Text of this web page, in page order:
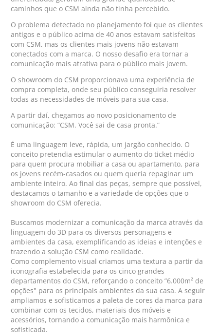
caminhos que o CSM ainda não tinha percebido.
O problema detectado no planejamento foi que os clientes
antigos e o público acima de 40 anos estavam satisfeitos
com CSM, mas os clientes mais jovens não estavam
conectados com a marca. O nosso desafio era tornar a
comunicação mais atrativa para o público mais jovem.
O showroom do CSM proporcionava uma experiência de
compra completa, onde seu público conseguiria resolver
todas as necessidades de móveis para sua casa.
A partir daí, chegamos ao novo posicionamento de
comunicação: “CSM. Você sai de casa pronta.”
É uma linguagem leve, rápida, um jargão conhecido. O
conceito pretendia estimular o aumento do ticket médio
para quem procura mobiliar a casa ou apartamento, para
os jovens recém-casados ou quem queria repaginar um
ambiente inteiro. Ao final das peças, sempre que possível,
destacamos o tamanho e a variedade de opções que o
showroom do CSM oferecia.
Buscamos modernizar a comunicação da marca através da
linguagem do 3D para os diversos personagens e
ambientes da casa, exemplificando as ideias e intenções e
trazendo a solução CSM como realidade.
Como complemento visual criamos uma textura a partir da
iconografia estabelecida para os cinco grandes
departamentos do CSM, reforçando o conceito ”6.000m² de
opções" para os principais ambientes da sua casa. A seguir
ampliamos e sofisticamos a paleta de cores da marca para
combinar com os tecidos, materiais dos móveis e
acessórios, tornando a comunicação mais harmônica e
sofisticada.